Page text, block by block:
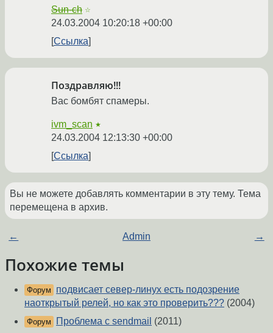
Sun-ch ☆
24.03.2004 10:20:18 +00:00
Ссылка
Поздравляю!!!
Вас бомбят спамеры.
ivm_scan ★
24.03.2004 12:13:30 +00:00
Ссылка
Вы не можете добавлять комментарии в эту тему. Тема
перемещена в архив.
← Admin →
Похожие темы
Форум
подвисает север-линух есть подозрение
наоткрытый релей, но как это проверить??? (2004)
Форум Проблема c sendmail (2011)